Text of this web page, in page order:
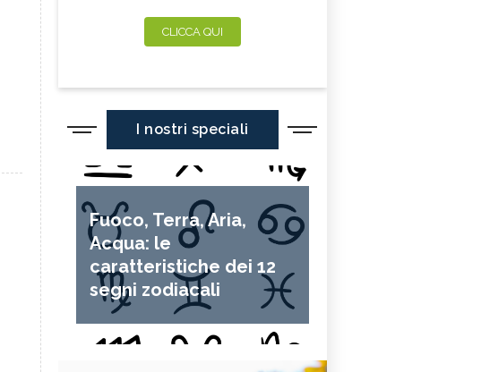
CLICCA QUI
I nostri speciali
Fuoco, Terra, Aria,
Acqua: le
caratteristiche dei 12
segni zodiacali